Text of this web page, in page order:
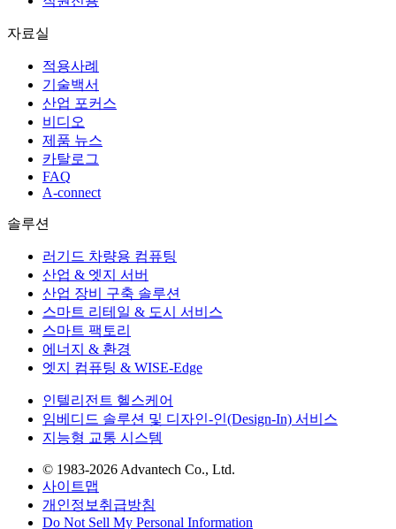
자료실
적용사례
기술백서
산업 포커스
비디오
제품 뉴스
카탈로그
FAQ
A-connect
솔루션
러기드 차량용 컴퓨팅
산업 & 엣지 서버
산업 장비 구축 솔루션
스마트 리테일 & 도시 서비스
스마트 팩토리
에너지 & 환경
엣지 컴퓨팅 & WISE-Edge
인텔리전트 헬스케어
임베디드 솔루션 및 디자인-인(Design-In) 서비스
지능형 교통 시스템
© 1983-2026 Advantech Co., Ltd.
사이트맵
개인정보취급방침
Do Not Sell My Personal Information